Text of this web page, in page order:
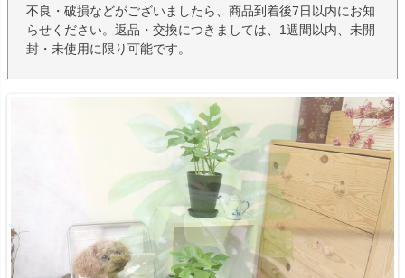
不良・破損などがございましたら、商品到着後7日以内にお知
らせください。返品・交換につきましては、1週間以内、未開
封・未使用に限り可能です。